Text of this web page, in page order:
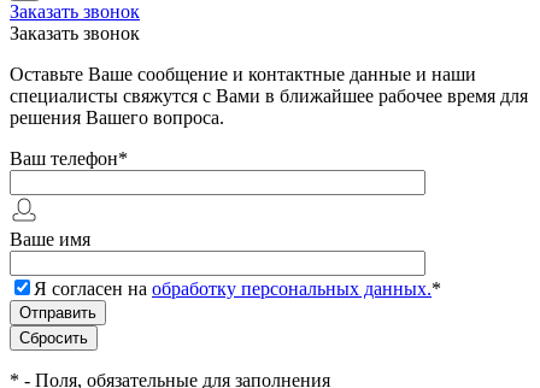
Заказать звонок
Заказать звонок
Оставьте Ваше сообщение и контактные данные и наши
специалисты свяжутся с Вами в ближайшее рабочее время для
решения Вашего вопроса.
Ваш телефон*
Ваше имя
Я согласен на обработку персональных данных.*
* - Поля, обязательные для заполнения